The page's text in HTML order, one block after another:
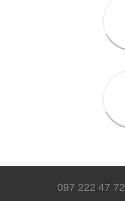
097 222 47 72